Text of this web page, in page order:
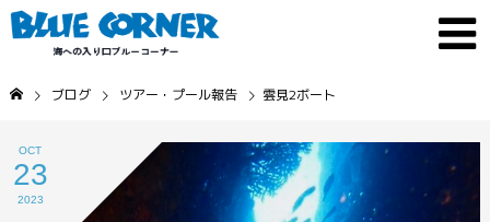
ブログ ツアー・プール報告 雲見2ボート
OCT
23
2023